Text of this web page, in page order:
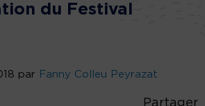
du Festival
par Fanny Colleu Peyrazat
Partager